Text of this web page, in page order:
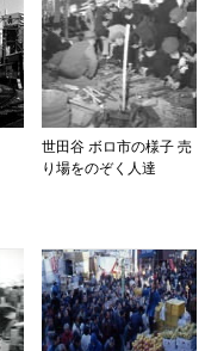
世田谷 ボロ市の様子 売
り場をのぞく人達